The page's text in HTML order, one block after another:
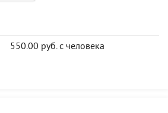
550.00 руб. с человека